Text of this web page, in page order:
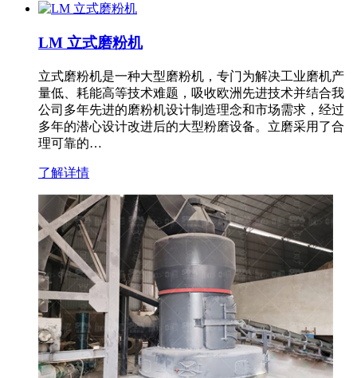
LM 立式磨粉机
立式磨粉机是一种大型磨粉机，专门为解决工业磨机产
量低、耗能高等技术难题，吸收欧洲先进技术并结合我
公司多年先进的磨粉机设计制造理念和市场需求，经过
多年的潜心设计改进后的大型粉磨设备。立磨采用了合
理可靠的…
了解详情